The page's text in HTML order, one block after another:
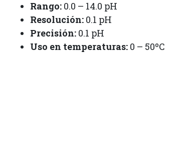
Rango: 0.0 – 14.0 pH
Resolución: 0.1 pH
Precisión: 0.1 pH
Uso en temperaturas: 0 – 50ºC